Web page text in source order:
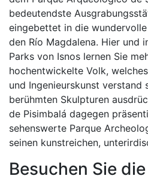
bedeutendste
eingebettet in die
den Río Magdalena. Hier und
Parks von Isnos lernen Sie
hochentwickelte Volk,
und Ingenieurskunst
berühmten Skulpturen
de Pisimbalá dagegen
sehenswerte Parque
seinen kunstreichen,
Besuchen Sie